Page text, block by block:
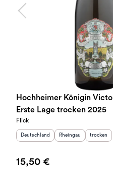
Hochheimer Königin
Erste Lage trocken 2025
Flick
Herkunftsland
Deutschland Herkunftsregion:
Rheingau Geschmack
trocken
15,50 €